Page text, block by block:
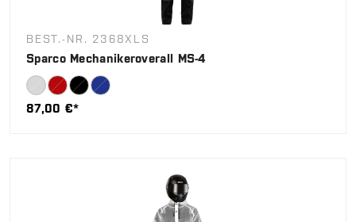
BEST.-NR. 2368XLS
Sparco Mechanikeroverall MS-4
87,00 €*